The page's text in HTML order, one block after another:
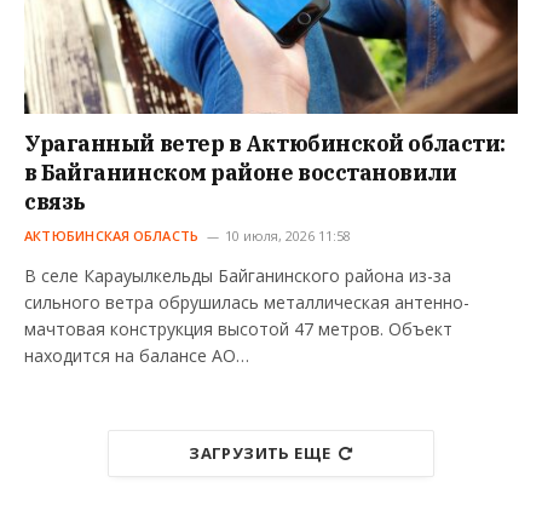
Ураганный ветер в Актюбинской области:
в Байганинском районе восстановили
связь
АКТЮБИНСКАЯ ОБЛАСТЬ 10 июля, 2026 11:58
В селе Карауылкельды Байганинского района из-за
сильного ветра обрушилась металлическая антенно-
мачтовая конструкция высотой 47 метров. Объект
находится на балансе АО…
ЗАГРУЗИТЬ ЕЩЕ